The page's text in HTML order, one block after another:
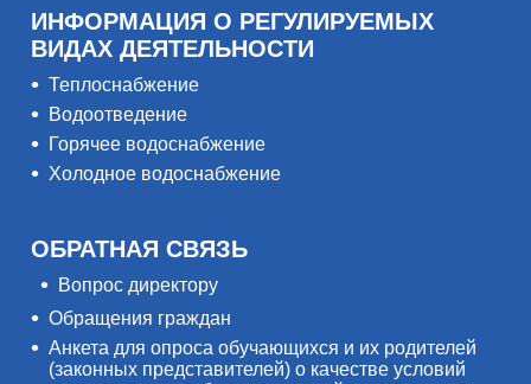
ИНФОРМАЦИЯ О РЕГУЛИРУЕМЫХ
ВИДАХ ДЕЯТЕЛЬНОСТИ
Теплоснабжение
Водоотведение
Горячее водоснабжение
Холодное водоснабжение
ОБРАТНАЯ СВЯЗЬ
Вопрос директору
Обращения граждан
Анкета для опроса обучающихся и их родителей
(законных представителей) о качестве условий